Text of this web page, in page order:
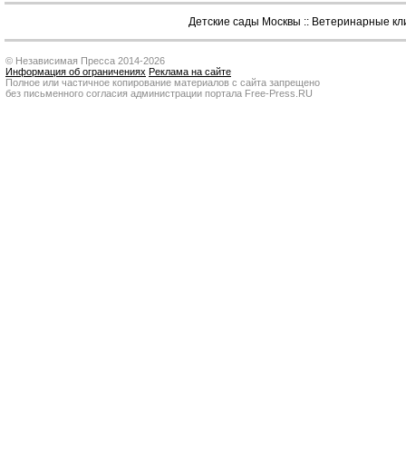
Детские сады Москвы :: Ветеринарные
© Независимая Пресса 2014-2026
Информация об ограничениях Реклама на сайте
Полное или частичное копирование материалов с сайта запрещено
без письменного согласия администрации портала Free-Press.RU